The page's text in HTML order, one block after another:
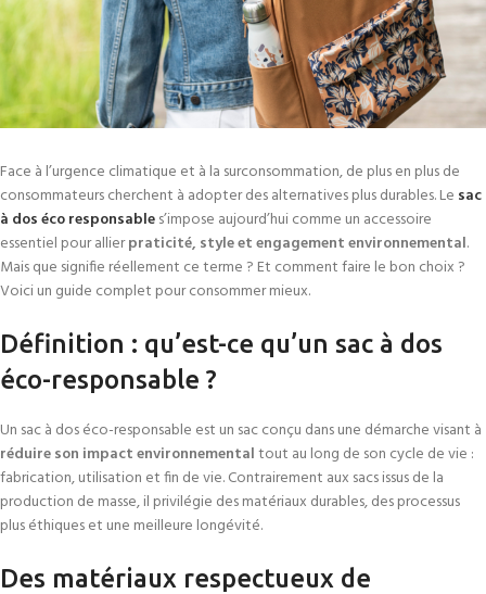
Face à l’urgence climatique et à la surconsommation, de plus en plus de
consommateurs cherchent à adopter des alternatives plus durables. Le sac
à dos éco responsables’impose aujourd’hui comme un accessoire
essentiel pour allierpraticité, style et engagement environnemental.
Mais que signifie réellement ce terme ? Et comment faire le bon choix ?
Voici un guide complet pour consommer mieux.
Définition : qu’est-ce qu’un sac à dos
éco-responsable ?
Un sac à dos éco-responsable est un sac conçu dans une démarche visant à
réduire son impact environnementaltout au long de son cycle de vie :
fabrication, utilisation et fin de vie. Contrairement aux sacs issus de la
production de masse, il privilégie des matériaux durables, des processus
plus éthiques et une meilleure longévité.
Des matériaux respectueux de